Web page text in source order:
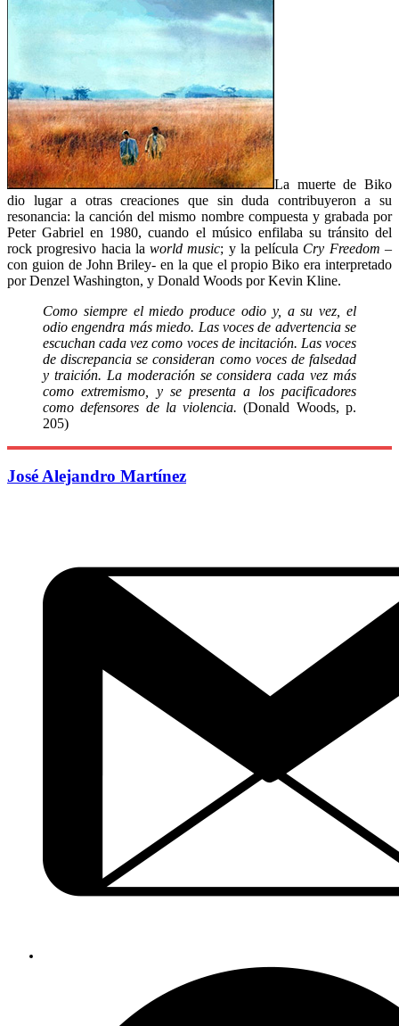
La muerte de Biko
dio lugar a otras creaciones que sin duda contribuyeron a su
resonancia: la canción del mismo nombre compuesta y grabada por
Peter Gabriel en 1980, cuando el músico enfilaba su tránsito del
rock progresivo hacia laworld music; y la película Cry Freedom –
con guion de John Briley- en la que el propio Biko era interpretado
por Denzel Washington, y Donald Woods por Kevin Kline.
Como siempre el miedo produce odio y, a su vez, el
odio engendra más miedo. Las voces de advertencia se
escuchan cada vez como voces de incitación. Las voces
de discrepancia se consideran como voces de falsedad
y traición. La moderación se considera cada vez más
como extremismo, y se presenta a los pacificadores
como defensores de la violencia.(Donald Woods, p.
205)
José Alejandro Martínez